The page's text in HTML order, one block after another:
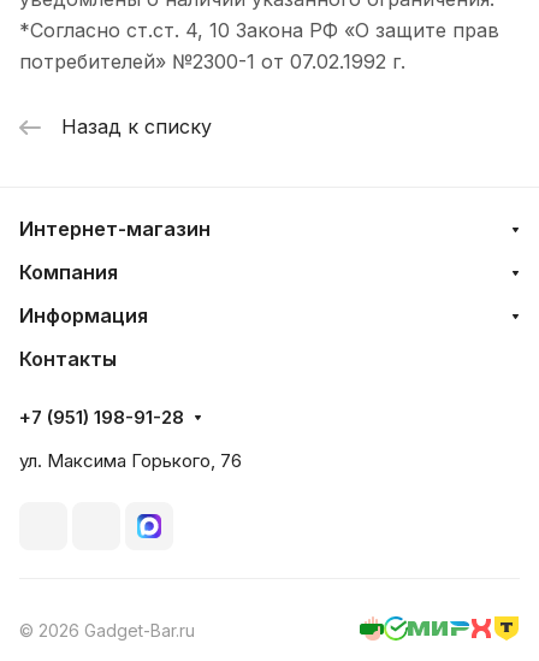
*Согласно ст.ст. 4, 10 Закона РФ «О защите прав
потребителей» №2300-1 от 07.02.1992 г.
Назад к списку
Интернет-магазин
Компания
Информация
Контакты
+7 (951) 198-91-28
ул. Максима Горького, 76
© 2026 Gadget-Bar.ru